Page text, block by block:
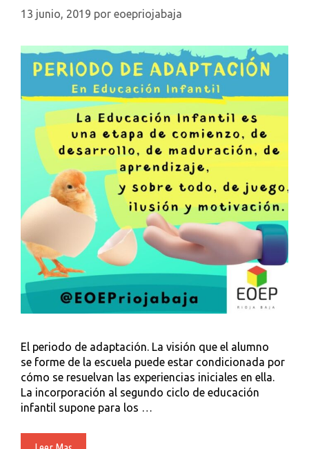
13 junio, 2019 por eoepriojabaja
El periodo de adaptación. La visión que el alumno
se forme de la escuela puede estar condicionada por
cómo se resuelvan las experiencias iniciales en ella.
La incorporación al segundo ciclo de educación
infantil supone para los …